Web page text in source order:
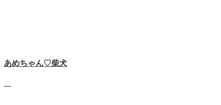
あめちゃん♡‬柴犬